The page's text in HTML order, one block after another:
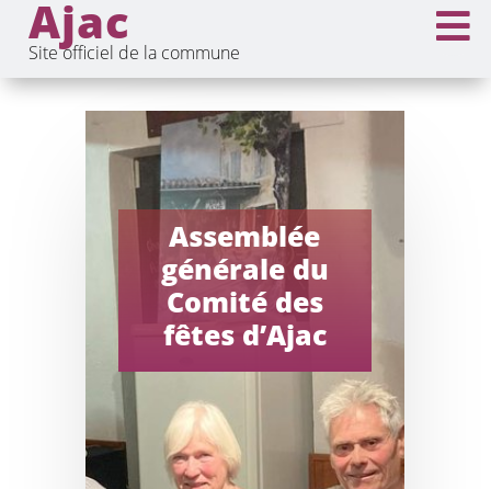
Ajac
Site officiel de la commune

Assemblée
générale du
Comité des
fêtes d’Ajac